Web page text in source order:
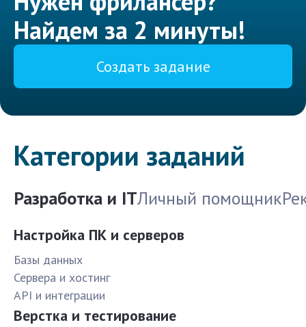
Найдем за 2 минуты!
Создать задание
Категории заданий
Разработка и ITЛичный помощник
Настройка ПК и серверов
Базы данных
Сервера и хостинг
API и интеграции
Верстка и тестирование